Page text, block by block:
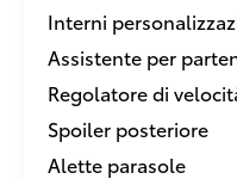
Interni
Assistente per
Regolatore di
Spoiler posteriore
Alette parasole